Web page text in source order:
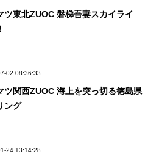
ツ東北ZUOC 磐梯吾妻スカイライ
02 08:36:33
ツ関西ZUOC 海上を突っ切る徳島県
ング
24 13:14:28